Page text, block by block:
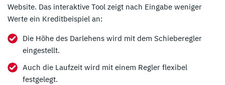
Website. Das interaktive Tool zeigt nach Eingabe weniger
Werte ein Kreditbeispiel an:
Die Höhe des Darlehens wird mit dem Schieberegler
eingestellt.
Auch die Laufzeit wird mit einem Regler flexibel
festgelegt.